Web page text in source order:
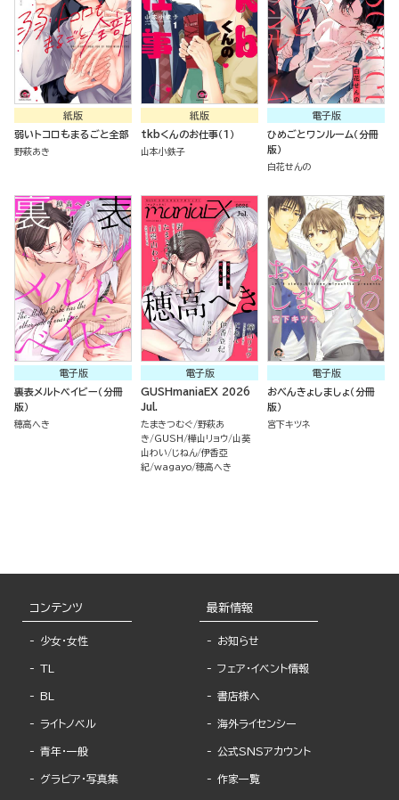
紙版
弱いトコロもまるごと全部
野萩あき
紙版
tkbくんのお仕事（１）
山本小鉄子
電子版
ひめごとワンルーム（分冊
版）
白花せんの
電子版
裏表メルトベイビー（分冊
版）
穂高へき
電子版
GUSHmaniaEX 2026
Jul.
たまきつむぐ 野萩あ
き
GUSH 樺山リョウ 山葵
山わい
じねん 伊香亞
紀 wagayo 穂高へき
電子版
おべんきょしましょ（分冊
版）
宮下キツネ
コンテンツ
少女・女性
TL
BL
ライトノベル
青年・一般
グラビア・写真集
最新情報
お知らせ
フェア・イベント情報
書店様へ
海外ライセンシー
公式SNSアカウント
作家一覧